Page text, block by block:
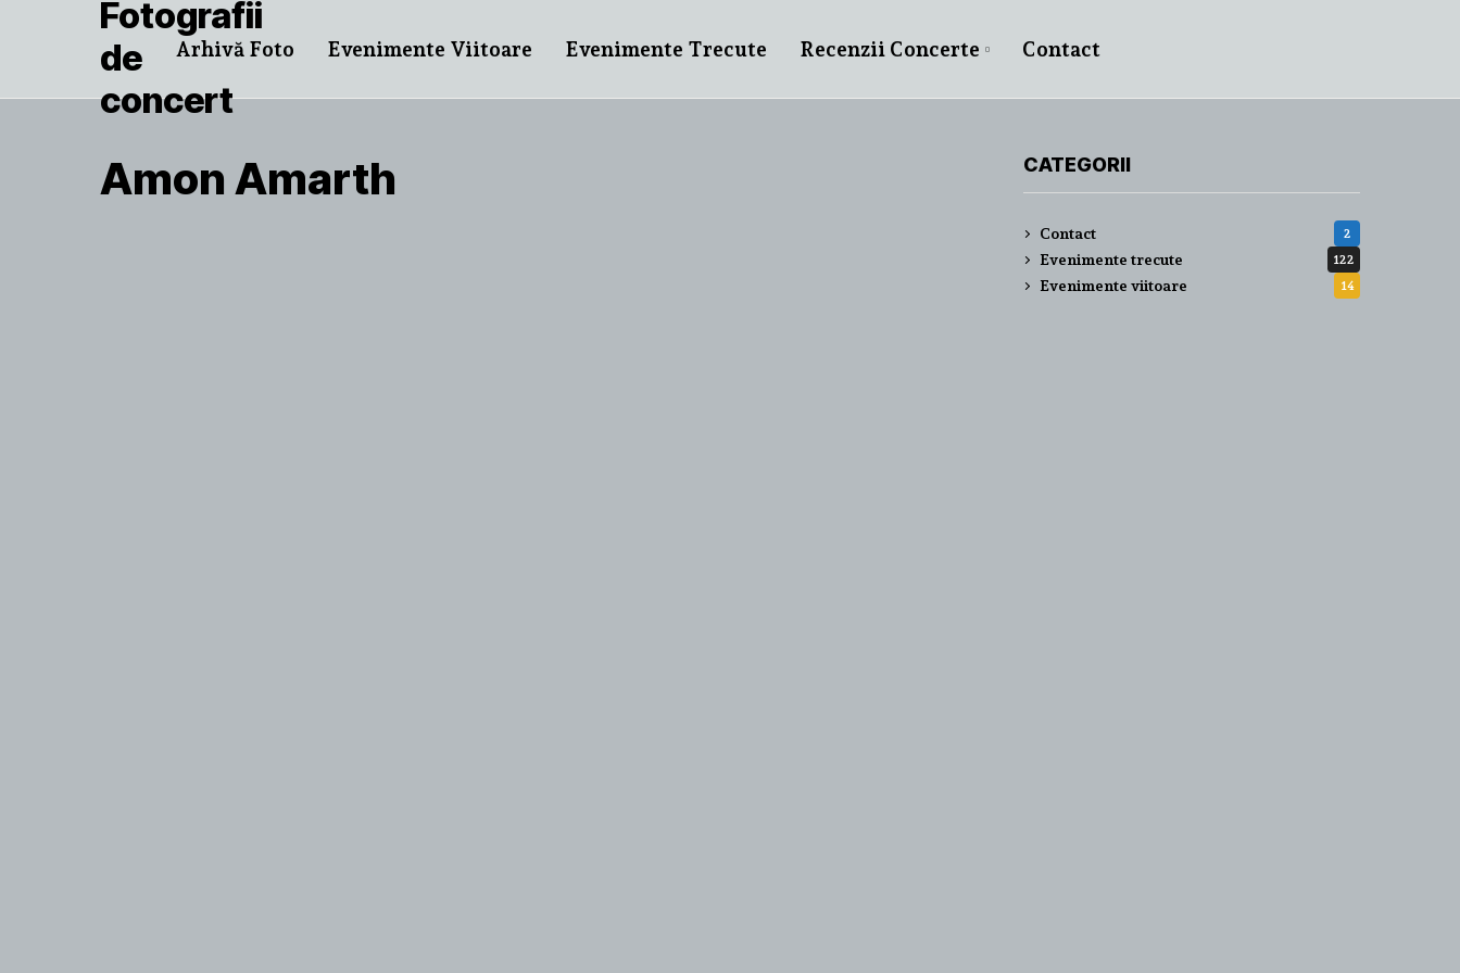
Arhivă Foto Evenimente Viitoare Evenimente Trecute Recenzii Concerte Contact
Amon Amarth CATEGORII
Contact 2
Evenimente trecute 122
Evenimente viitoare 14